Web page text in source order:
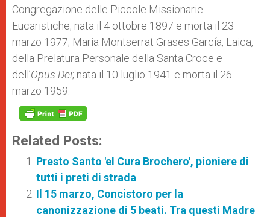
Congregazione delle Piccole Missionarie
Eucaristiche; nata il 4 ottobre 1897 e morta il 23
marzo 1977; Maria Montserrat Grases García, Laica,
della Prelatura Personale della Santa Croce e
dell’Opus Dei; nata il 10 luglio 1941 e morta il 26
marzo 1959.
Related Posts:
Presto Santo 'el Cura Brochero', pioniere di
tutti i preti di strada
Il 15 marzo, Concistoro per la
canonizzazione di 5 beati. Tra questi Madre